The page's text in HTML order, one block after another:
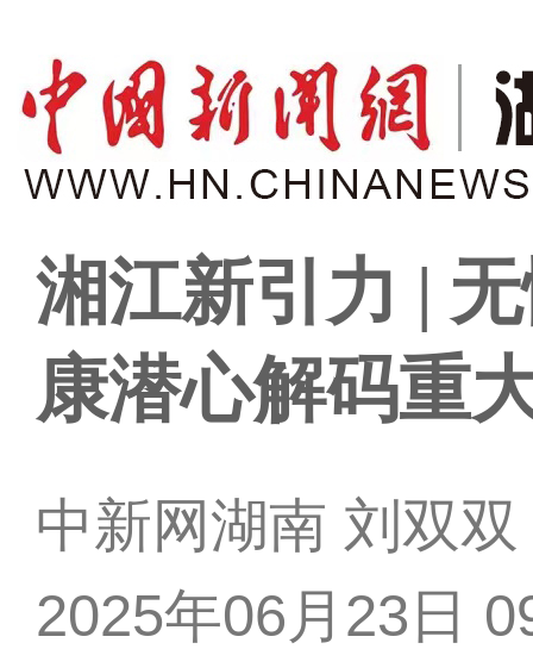
湘江新引力 |
康潜心解码重
中新网湖南 刘双
2025年06月23日